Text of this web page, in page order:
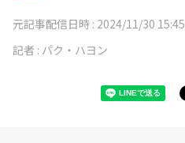
元記事配信日時 : 2024/11/30 15:45
記者 : パク・ハヨン